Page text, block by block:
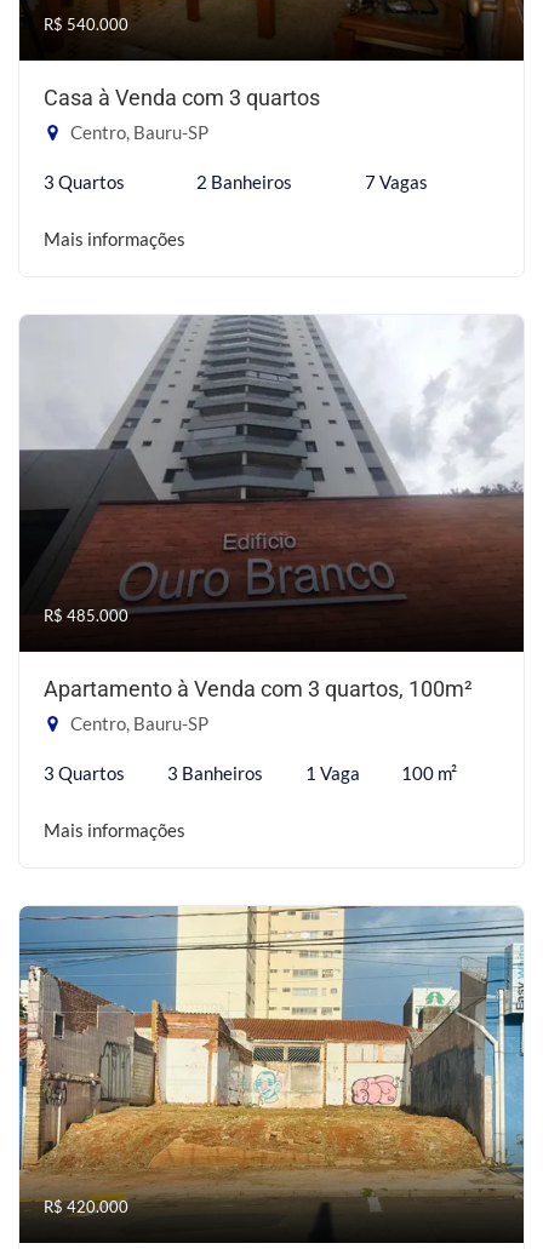
R$ 540.000
Casa à Venda com 3 quartos
Centro, Bauru-SP
3 Quartos 2 Banheiros 7 Vagas
Mais informações
R$ 485.000
Apartamento à Venda com 3 quartos, 100m²
Centro, Bauru-SP
3 Quartos 3 Banheiros 1 Vaga 100 m²
Mais informações
R$ 420.000